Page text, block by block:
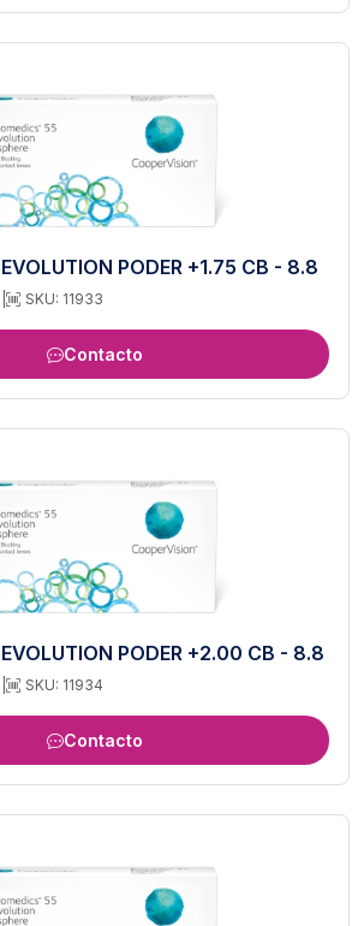
PODER +1.75 CB - 8.8
SKU: 11933
Contacto
PODER +2.00 CB - 8.8
SKU: 11934
Contacto